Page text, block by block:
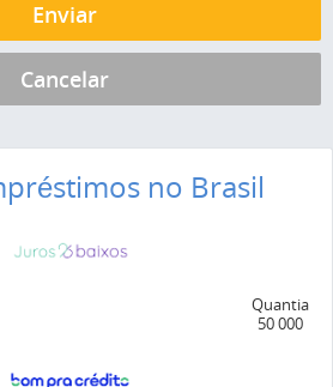
no Brasil
Quantia
50 000